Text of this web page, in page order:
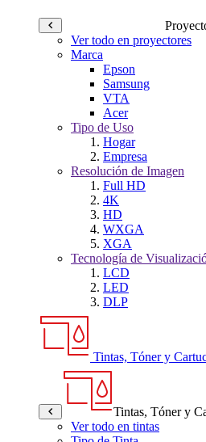
Ver todo en proyectores
Marca
Epson
Samsung
VTA
Acer
Tipo de Uso
Hogar
Empresa
Resolución de Imagen
Full HD
4K
HD
WXGA
XGA
Tecnología de
LCD
LED
DLP
Tintas, Tóner y
Tintas, Tóner y
Ver todo en tintas